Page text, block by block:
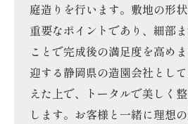
庭造りを行います。敷地の形
重要なポイントであり、細部
ことで完成後の満足度を高め
迎する静岡県の造園会社とし
えた上で、トータルで美しく
します。お客様と一緒に理想